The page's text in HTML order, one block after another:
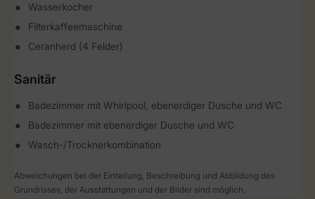
Wasserkocher
Filterkaffeemaschine
Ceranherd (4 Felder)
Sanitär
Badezimmer mit Whirlpool, ebenerdiger Dusche und WC
Badezimmer mit ebenerdiger Dusche und WC
Wasch-/Trocknerkombination
Abweichungen bei der Einteilung, Beschreibung und Abbildung des
Grundrisses, der Ausstattungen und der Bilder sind möglich.